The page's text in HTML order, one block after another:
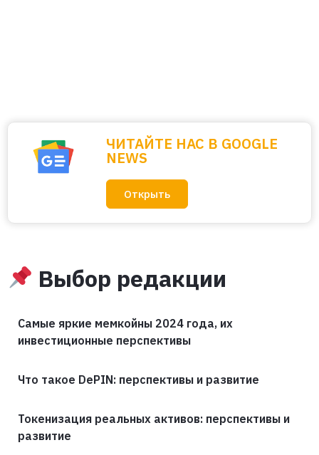
ЧИТАЙТЕ НАС В GOOGLE
NEWS
Открыть
Выбор редакции
Самые яркие мемкойны 2024 года, их
инвестиционные перспективы
Что такое DePIN: перспективы и развитие
Токенизация реальных активов: перспективы и
развитие